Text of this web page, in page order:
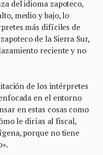
del idioma zapoteco,
medio y bajo, lo
más difíciles de
de la Sierra Sur,
reciente y no
de los intérpretes
en el entorno
en estas cosas como
le dirías al fiscal,
porque no tiene